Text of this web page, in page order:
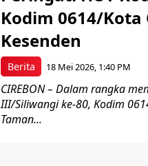
Berita
Kodim 0614/Kota
Kesenden
18 Mei 2026, 1:40 PM
CIREBON – Dalam rangka
III/Siliwangi ke-80, Kodim
Taman...